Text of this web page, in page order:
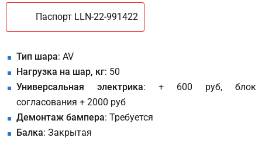
Паспорт LLN-22-991422
Тип шара: AV
Нагрузка на шар, кг: 50
Универсальная электрика: + 600 руб, блок
согласования + 2000 руб
Демонтаж бампера: Требуется
Балка: Закрытая